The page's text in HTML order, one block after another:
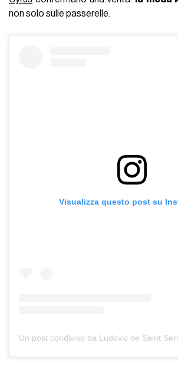
non solo sulle passerelle.
Visualizza questo post su